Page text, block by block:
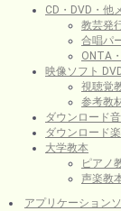
CD・DVD・他
教芸発
合唱パ
ONTA
映像ソフト
視聴覚
参考教
ダウンロード
ダウンロード楽
大学教本
ピアノ
声楽教
アプリケーション